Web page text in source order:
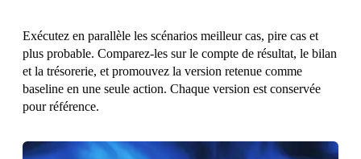
Exécutez en parallèle les scénarios meilleur cas, pire cas et
plus probable. Comparez-les sur le compte de résultat, le bilan
et la trésorerie, et promouvez la version retenue comme
baseline en une seule action. Chaque version est conservée
pour référence.